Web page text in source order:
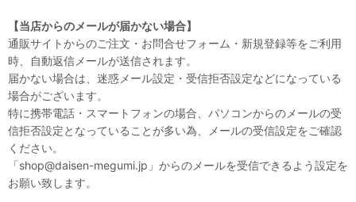
【当店からのメールが届かない場合】
通販サイトからのご注文・お問合せフォーム・新規登録等をご利用
時、自動返信メールが送信されます。
届かない場合は、迷惑メール設定・受信拒否設定などになっている
場合がございます。
特に携帯電話・スマートフォンの場合、パソコンからのメールの受
信拒否設定となっていることが多い為、メールの受信設定をご確認
ください。
「shop@daisen-megumi.jp」からのメールを受信できるよう設定を
お願い致します。